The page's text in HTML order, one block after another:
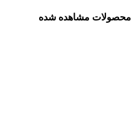
محصولات مشاهده شده